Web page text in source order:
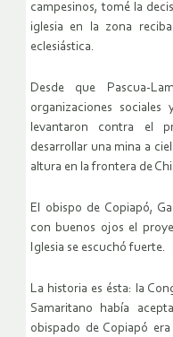
campesinos, tomé la
iglesia en la zona
eclesiástica.
Desde que Pascua-
organizaciones
levantaron contra el
desarrollar una mina a
altura en la frontera de
El obispo de Copiapó,
con buenos ojos el
Iglesia se escuchó fuerte.
La historia es ésta: la
Samaritano había
obispado de Copiapó